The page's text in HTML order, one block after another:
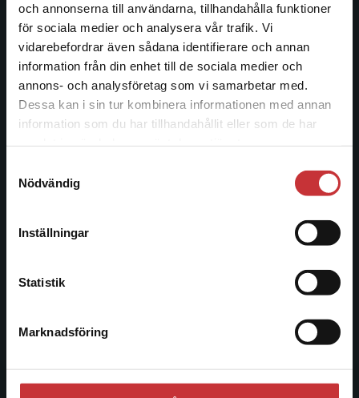
och annonserna till användarna, tillhandahålla funktioner
för sociala medier och analysera vår trafik. Vi
vidarebefordrar även sådana identifierare och annan
information från din enhet till de sociala medier och
annons- och analysföretag som vi samarbetar med.
Dessa kan i sin tur kombinera informationen med annan
information som du har tillhandahållit eller som de har
Nödvändig
Inställningar
Statistik
Marknadsföring
Begränsad fraktregion
Det verkar som att du besöker
studentlitteratur.se via en enhet utanför Sverige.
Vi erbjuder inte leveranser utanför Sverige. För
att kunna slutföra ett köp måste
Kontakta oss
Kontakta oss
046-31 20 00
Postadress:
Box 141
221 00 Lund
Besöksadress:
Kundservice
046-31 21 00